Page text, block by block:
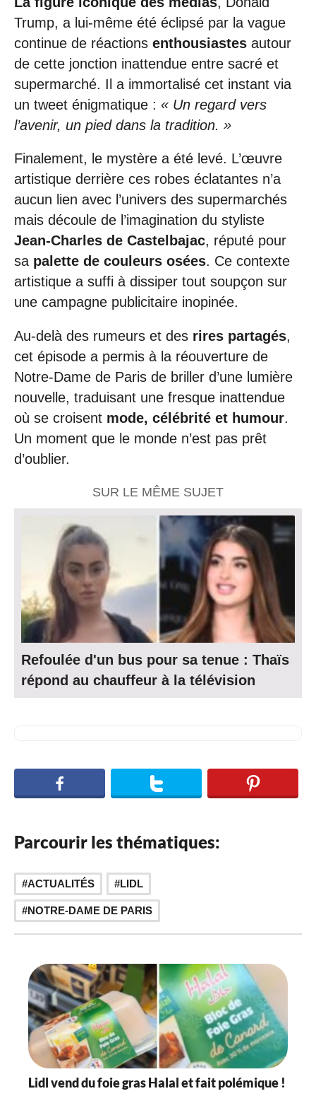
Trump, a lui-même été éclipsé par la vague
continue de réactions enthousiastes autour
de cette jonction inattendue entre sacré et
supermarché. Il a immortalisé cet instant via
un tweet énigmatique : « Un regard vers
l’avenir, un pied dans la tradition. »
Finalement, le mystère a été levé. L’œuvre
artistique derrière ces robes éclatantes n’a
aucun lien avec l’univers des supermarchés
mais découle de l’imagination du styliste
Jean-Charles de Castelbajac, réputé pour
sa palette de couleurs osées. Ce contexte
artistique a suffi à dissiper tout soupçon sur
une campagne publicitaire inopinée.
Au-delà des rumeurs et des rires partagés,
cet épisode a permis à la réouverture de
Notre-Dame de Paris de briller d’une lumière
nouvelle, traduisant une fresque inattendue
où se croisent mode, célébrité et humour.
Un moment que le monde n’est pas prêt
d’oublier.
SUR LE MÊME SUJET
Refoulée d'un bus pour sa tenue : Thaïs
répond au chauffeur à la télévision
Parcourir les thématiques:
ACTUALITÉS LIDL
NOTRE-DAME DE PARIS
Lidl vend du foie gras Halal et fait polémique !